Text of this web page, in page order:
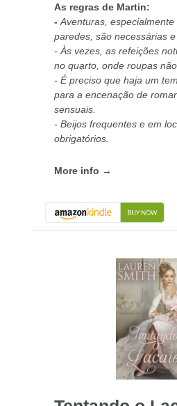
As regras de Martin:
- Aventuras,
paredes, são necessárias e
- Às vezes, as refeições
no quarto, onde roupas
- É preciso que haja um
para a encenação de
sensuais.
- Beijos frequentes e em
obrigatórios.
More info →